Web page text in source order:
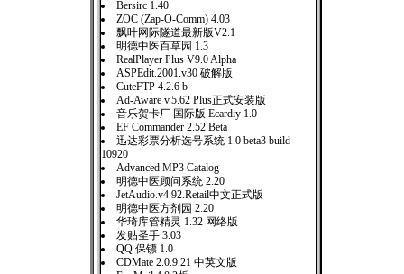
Bersirc 1.40
ZOC (Zap-O-Comm) 4.03
飘叶网际隧道最新版V2.1
明德中医百草园 1.3
RealPlayer Plus V9.0 Alpha
ASPEdit.2001.v30 破解版
CuteFTP 4.2.6 b
Ad-Aware v.5.62 Plus正式安装版
音乐贺卡厂 国际版 Ecardiy 1.0
EF Commander 2.52 Beta
迅达彩票分析选号系统 1.0 beta3 build
10920
Advanced MP3 Catalog
明德中医顾问系统 2.20
JetAudio.v4.92.Retail中文正式版
明德中医方剂园 2.20
华琦库管精灵 1.32 网络版
发贴圣手 3.03
QQ 保镖 1.0
CDMate 2.0.9.21 中英文版